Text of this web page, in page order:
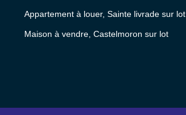
Appartement à louer, Sainte livrade sur lot
Maison à vendre, Castelmoron sur lot